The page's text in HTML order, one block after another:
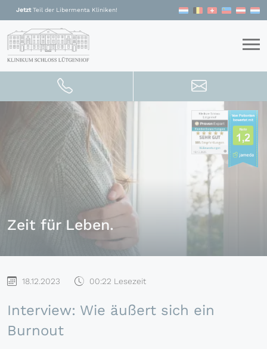
Zum Inhalt springen
JetztTeil der Libermenta Kliniken!
Zeit für Leben.
18.12.2023 00:22 Lesezeit
Interview: Wie äußert sich ein
Burnout